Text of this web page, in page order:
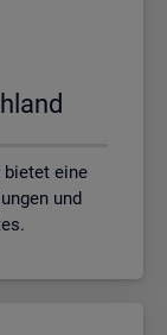
eine
und